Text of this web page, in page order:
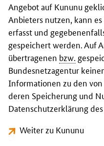
Angebot auf Kununu
Anbieters nutzen, kann
erfasst und
gespeichert werden. Auf
übertragenen bzw.
Bundesnetzagentur
Informationen zu den
deren Speicherung und
Datenschutzerklärung
Weiter zu Kununu